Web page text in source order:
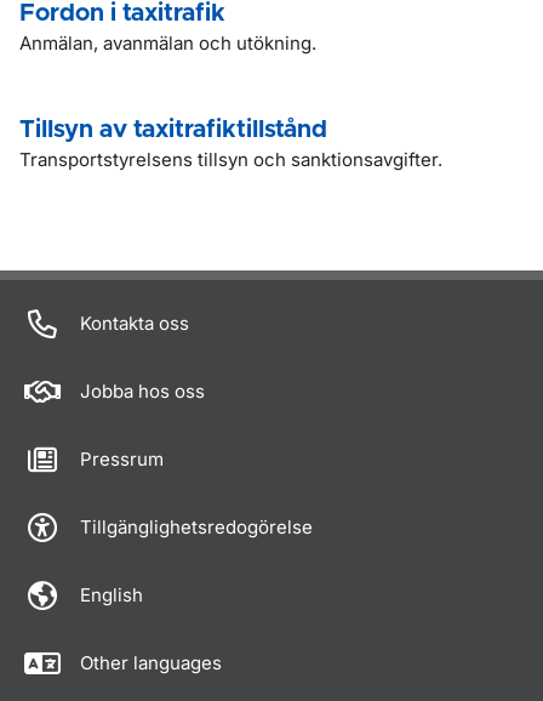
Fordon i taxitrafik
Anmälan, avanmälan och utökning.
Tillsyn av taxitrafiktillstånd
Transportstyrelsens tillsyn och sanktionsavgifter.
Kontakta oss
Jobba hos oss
Pressrum
Tillgänglighetsredogörelse
English
Other languages